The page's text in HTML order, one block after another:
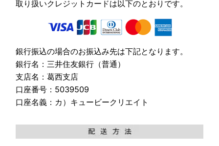
取り扱いクレジットカードは以下のとおりです。
銀行振込の場合のお振込み先は下記となります。
銀行名：三井住友銀行（普通）
支店名：葛西支店
口座番号：5039509
口座名義：カ）キュービークリエイト